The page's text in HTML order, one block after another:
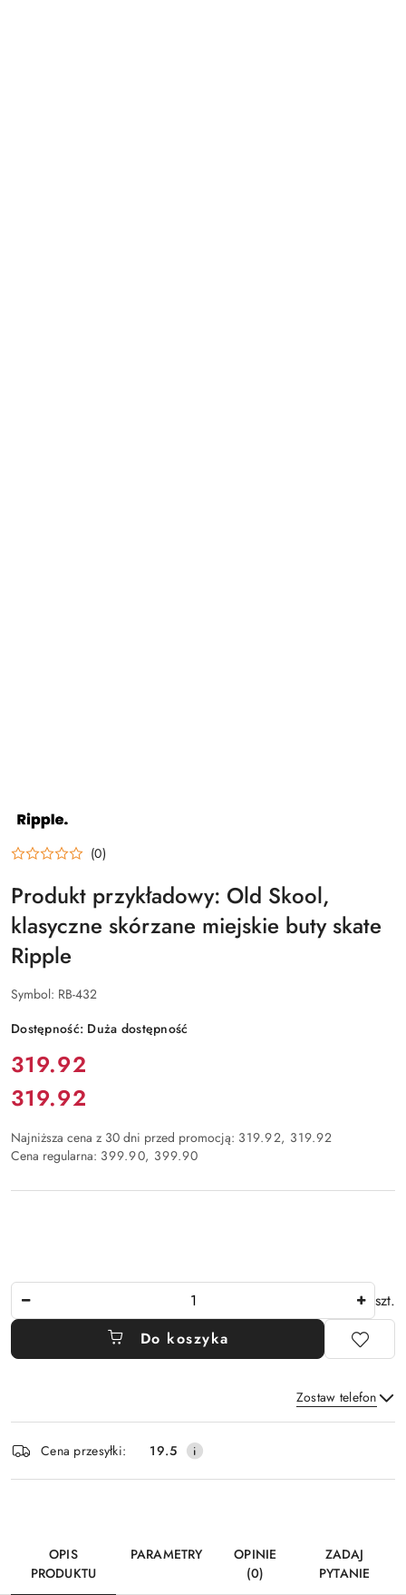
NAZWA
PRODUCENTA:
(0)
Produkt przykładowy: Old Skool,
klasyczne skórzane miejskie buty skate
Ripple
Symbol: RB-432
Dostępność: Duża dostępność
Cena:
319.92
Cena:
319.92
Najniższa cena z 30 dni przed promocją: 319.92 319.92
Cena regularna: 399.90 399.90
szt.
Do koszyka
Zostaw telefon
Wyślij
i
dostawa
Cena przesyłki: 19.5
OPIS
PRODUKTU
PARAMETRY
OPINIE
(0)
ZADAJ
PYTANIE